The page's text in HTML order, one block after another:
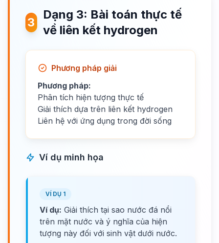
3
Dạng 3: Bài toán thực tế
về liên kết hydrogen
Phương pháp giải
Phương pháp:
Phân tích hiện tượng thực tế
Giải thích dựa trên liên kết hydrogen
Liên hệ với ứng dụng trong đời sống
Ví dụ minh họa
VÍ DỤ 1
Ví dụ: Giải thích tại sao nước đá nổi
trên mặt nước và ý nghĩa của hiện
tượng này đối với sinh vật dưới nước.